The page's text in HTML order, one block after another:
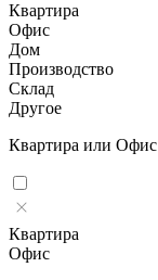
Квартира
Офис
Дом
Производство
Склад
Другое
Квартира или Офис
Квартира
Офис